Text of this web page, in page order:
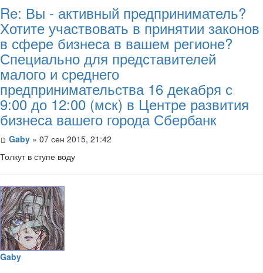
Re: Вы - активный предприниматель?
Хотите участвовать в принятии законов
в сфере бизнеса в вашем регионе?
Специально для представителей
малого и среднего
предпринимательства 16 декабря с
9:00 до 12:00 (мск) в Центре развития
бизнеса вашего города Сбербанк
Gaby » 07 сен 2015, 21:42
Толкут в ступе воду
Gaby